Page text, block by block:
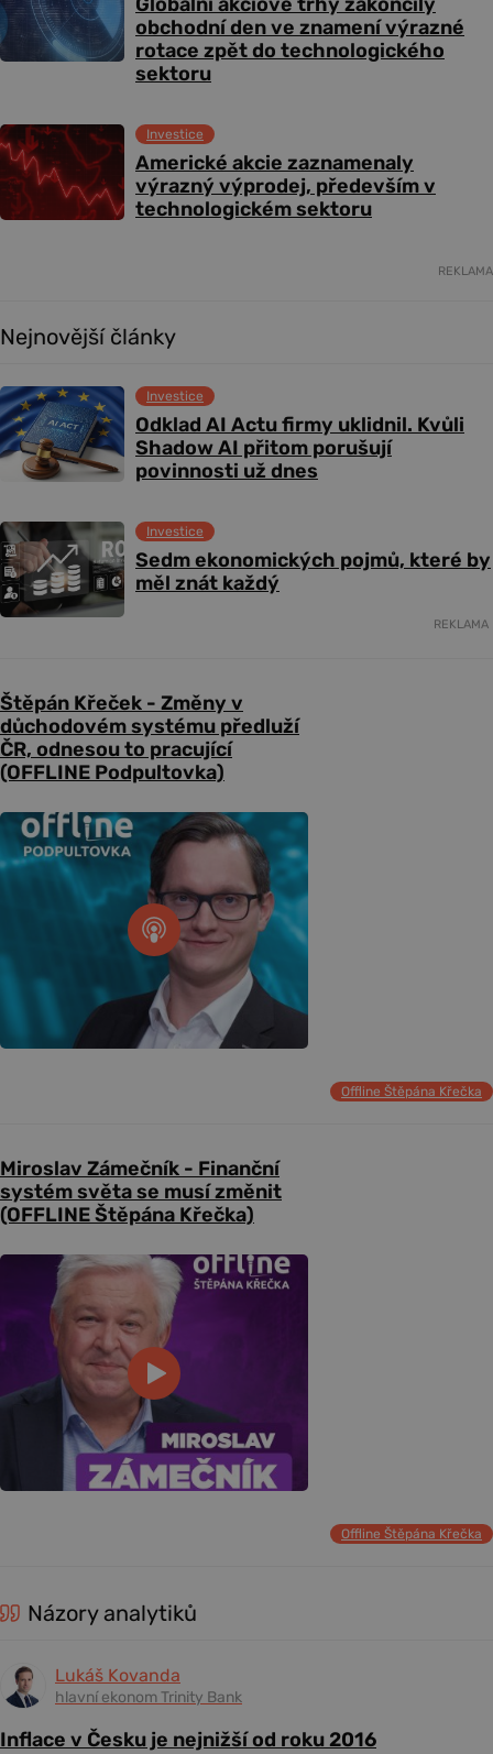
obchodní den ve znamení výrazné
rotace zpět do technologického
sektoru
Americké akcie zaznamenaly
výrazný výprodej, především v
technologickém sektoru
Investice
REKLAMA
Nejnovější články
Odklad AI Actu firmy uklidnil. Kvůli
Shadow AI přitom porušují
povinnosti už dnes
Investice
Sedm ekonomických pojmů, které by
měl znát každý
Investice
REKLAMA
Štěpán Křeček - Změny v
důchodovém systému předluží
ČR, odnesou to pracující
(OFFLINE Podpultovka)
Offline Štěpána Křečka
Miroslav Zámečník - Finanční
systém světa se musí změnit
(OFFLINE Štěpána Křečka)
Offline Štěpána Křečka
Názory analytiků
Lukáš Kovanda
hlavní ekonom Trinity Bank
Inflace v Česku je nejnižší od roku 2016